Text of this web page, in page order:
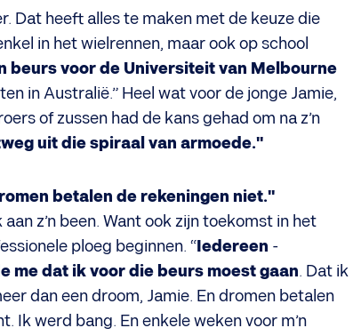
Dat heeft alles te maken met de keuze die
in het wielrennen, maar ook op school
beurs voor de Universiteit van Melbourne
in Australië.” Heel wat voor de jonge Jamie,
of zussen had de kans gehad om na z’n
uit die spiraal van armoede."
betalen de rekeningen niet."
z’n been. Want ook zijn toekomst in het
ploeg beginnen. “ Iedereen -
me dat ik voor die beurs moest gaan. Dat ik
dan een droom, Jamie. En dromen betalen
Ik werd bang. En enkele weken voor m’n